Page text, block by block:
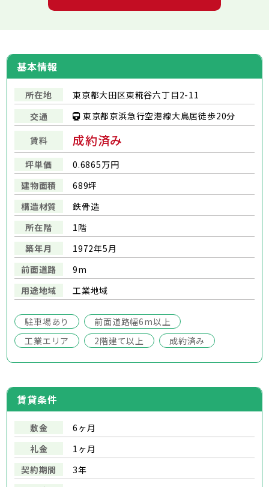
基本情報
所在地
東京都大田区東糀谷六丁目2-11
交通
東京都京浜急行空港線大鳥居徒歩20分
賃料 成約済み
坪単価
0.6865万円
建物面積
689坪
構造材質
鉄骨造
所在階
1階
築年月
1972年5月
前面道路
9m
用途地域
工業地域
駐車場あり
前面道路幅6m以上
工業エリア
2階建て以上 成約済み
賃貸条件
敷金
6ヶ月
礼金
1ヶ月
契約期間
3年